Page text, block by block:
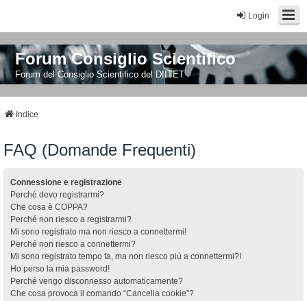
Login
Forum Consiglio Scientifico
Forum del Consiglio Scientifico del DIITET
Indice
FAQ (Domande Frequenti)
Connessione e registrazione
Perché devo registrarmi?
Che cosa è COPPA?
Perché non riesco a registrarmi?
Mi sono registrato ma non riesco a connettermi!
Perché non riesco a connettermi?
Mi sono registrato tempo fa, ma non riesco più a connettermi?!
Ho perso la mia password!
Perché vengo disconnesso automaticamente?
Che cosa provoca il comando “Cancella cookie”?